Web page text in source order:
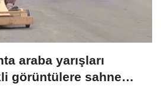
araba yarışları
görüntülere sahne